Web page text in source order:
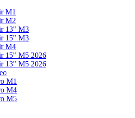
M1
M2
13" M3
15" M3
M4
15" М5 2026
13" М5 2026
M1
M4
M5